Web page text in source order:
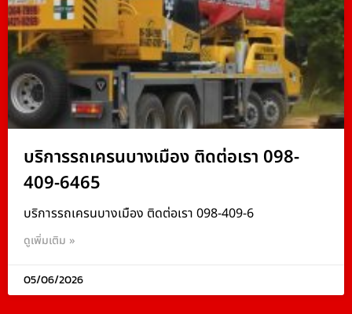
บริการรถเครนบางเมือง ติดต่อเรา 098-
409-6465
บริการรถเครนบางเมือง ติดต่อเรา 098-409-6
ดูเพิ่มเติม »
05/06/2026